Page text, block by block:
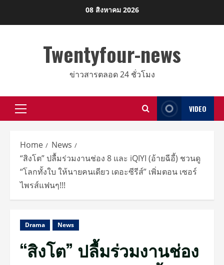
08 สิงหาคม 2026
Twentyfour-news
ข่าวสารตลอด 24 ชั่วโมง
Primary
VIDEO
Home
News
“สิงโต” ปลื้มร่วมงานช่อง 8 และ iQIYI (อ้ายฉีอี้) ชวนดู
“โลกทั้งใบ ให้นายคนเดียว เดอะซีรีส์” เพิ่มตอน เซอร์
ไพรส์แฟนๆ!!!
Drama News
“สิงโต” ปลื้มร่วมงานช่อง